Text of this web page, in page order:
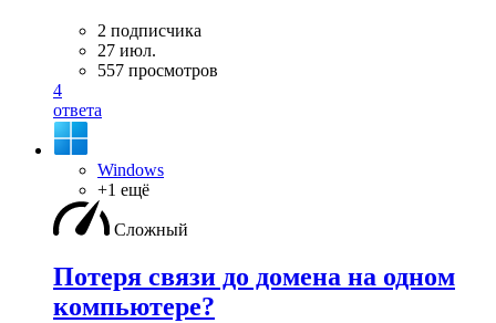
2 подписчика
27 июл.
557 просмотров
4
ответа
Windows
+1 ещё
Сложный
Потеря связи до домена на одном
компьютере?